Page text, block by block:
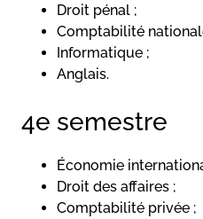
Droit pénal ;
Comptabilité
Informatique ;
Anglais.
4e semestre
Économie
Droit des affaires ;
Comptabilité privée ;